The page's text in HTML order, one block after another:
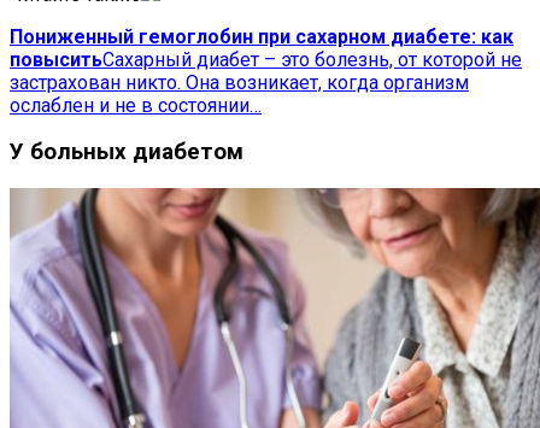
Пониженный гемоглобин при сахарном диабете: как
повыситьСахарный диабет – это болезнь, от которой не
застрахован никто. Она возникает, когда организм
ослаблен и не в состоянии…
У больных диабетом